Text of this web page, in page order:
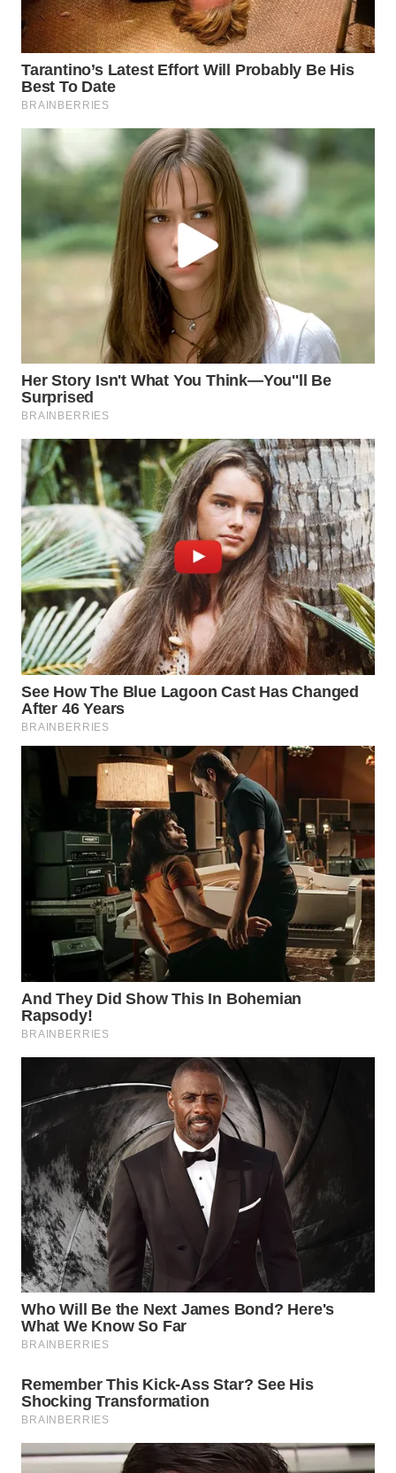
WN
INDRAMAYU
WN
WN
MAJALENGKA
WN
SUBANG
WN
PURWAKARTA
PRIANGAN
TIMUR
WN
SEMARANG
WN
SOLO
WN
BOROBUDUR
WN
MADURA
WN
SURABAYA
WN
NATUNA
WN
MANDALIKA
WN
LIKUPANG
LABUANBAJO
WN
BORNEO
Wahana
Media
Group
WAHANA
NEWS
TANI
ADVOKAT